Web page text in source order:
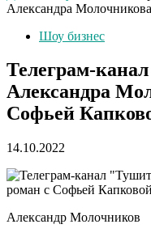
Александра
Шоу бизнес
Телеграм-
Александра
Софьей
14.10.2022
Александр Молочников